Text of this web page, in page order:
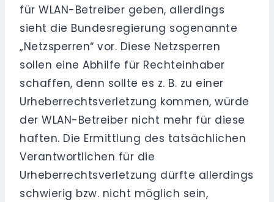
für WLAN-Betreiber geben, allerdings
sieht die Bundesregierung sogenannte
„Netzsperren“ vor. Diese Netzsperren
sollen eine Abhilfe für Rechteinhaber
schaffen, denn sollte es z. B. zu einer
Urheberrechtsverletzung kommen, würde
der WLAN-Betreiber nicht mehr für diese
haften. Die Ermittlung des tatsächlichen
Verantwortlichen für die
Urheberrechtsverletzung dürfte allerdings
schwierig bzw. nicht möglich sein,